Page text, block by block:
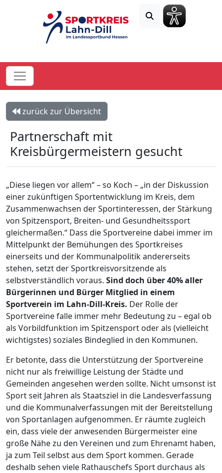
zurück zur Übersicht
Partnerschaft mit
Kreisbürgermeistern gesucht
„Diese liegen vor allem“ – so Koch – „in der Diskussion
einer zukünftigen Sportentwicklung im Kreis, dem
Zusammenwachsen der Sportinteressen, der Stärkung
von Spitzensport, Breiten- und Gesundheitssport
gleichermaßen.“ Dass die Sportvereine dabei immer im
Mittelpunkt der Bemühungen des Sportkreises
einerseits und der Kommunalpolitik andererseits
stehen, setzt der Sportkreisvorsitzende als
selbstverständlich voraus. Sind doch über 40% aller
Bürgerinnen und Bürger Mitglied in einem
Sportverein im Lahn-Dill-Kreis. Der Rolle der
Sportvereine falle immer mehr Bedeutung zu – egal ob
als Vorbildfunktion im Spitzensport oder als (vielleicht
wichtigstes) soziales Bindeglied in den Kommunen.
Er betonte, dass die Unterstützung der Sportvereine
nicht nur als freiwillige Leistung der Städte und
Gemeinden angesehen werden sollte. Nicht umsonst ist
Sport seit Jahren als Staatsziel in die Landesverfassung
und die Kommunalverfassungen mit der Bereitstellung
von Sportanlagen aufgenommen. Er räumte zugleich
ein, dass viele der anwesenden Bürgermeister eine
große Nähe zu den Vereinen und zum Ehrenamt haben,
ja zum Teil selbst aus dem Sport kommen. Gerade
deshalb sehen viele Rathauschefs Sport durchaus als